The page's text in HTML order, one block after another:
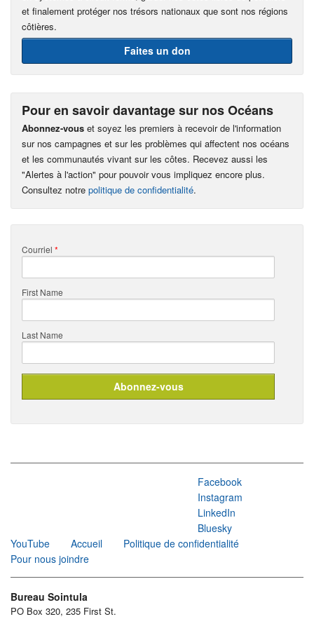
et finalement protéger nos trésors nationaux que sont nos régions
côtières.
Faites un don
Pour en savoir davantage sur nos Océans
Abonnez-vous et soyez les premiers à recevoir de l'information
sur nos campagnes et sur les problèmes qui affectent nos océans
et les communautés vivant sur les côtes. Recevez aussi les
"Alertes à l'action" pour pouvoir vous impliquez encore plus.
Consultez notre politique de confidentialité.
Courriel *
First Name
Last Name
Facebook
Instagram
LinkedIn
Bluesky
YouTube
Accueil
Politique de confidentialité
Pour nous joindre
Bureau Sointula
PO Box 320, 235 First St.